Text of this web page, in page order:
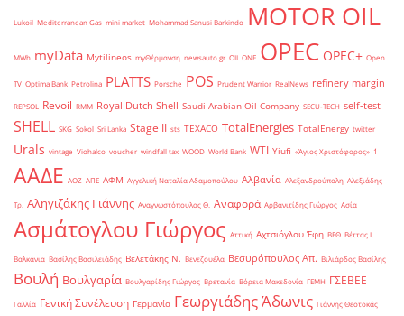
Lukoil Mediterranean Gas mini market Mohammad Sanusi Barkindo MOTOR OIL
MWh myData Mytilineos myΘέρμανση newsauto.gr OIL ONE OPEC OPEC+ Open
TV Optima Bank Petrolina PLATTS Porsche POS Prudent Warrior RealNews refinery margin
REPSOL Revoil RMM Royal Dutch Shell Saudi Arabian Oil Company SECU-TECH self-test
SHELL SKG Sokol Sri Lanka Stage II sts TEXACO TotalEnergies TotalEnergy twitter
Urals vintage Viohalco voucher windfall tax WOOD World Bank WTI Yiufi «Άγιος Χριστόφορος» ΄1
ΑΑΔΕ ΑΟΖ ΑΠΕ ΑΦΜ Αγγελική Ναταλία Αδαμοπούλου Αλβανία Αλεξανδρούπολη Αλεξιάδης
Τρ. Αληγιζάκης Γιάννης Αναγνωστόπουλος Θ. Αναφορά Αρβανιτίδης Γιώργος Ασία
Ασμάτογλου Γιώργος Αττική Αχτσιόγλου Έφη ΒΕΘ Βέττας Ι.
Βαλκάνια Βασίλης Βασιλειάδης Βελετάκης Ν. Βενεζουέλα Βεσυρόπουλος Απ. Βιλιάρδος Βασίλης
Βουλή Βουλγαρία Βουλγαρίδης Γιώργος Βρετανία Βόρεια Μακεδονία ΓΕΜΗ ΓΣΕΒΕΕ
Γαλλία Γενική Συνέλευση Γερμανία Γεωργιάδης Άδωνις Γιάννης Θεοτοκάς